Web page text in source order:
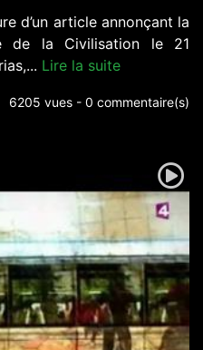
d’un article annonçant la
de la Civilisation le 21
Lire la suite
6205 vues - 0 commentaire(s)